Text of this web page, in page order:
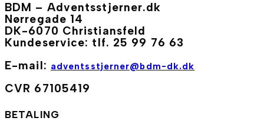
BDM – Adventsstjerner.dk
Nørregade 14
DK-6070 Christiansfeld
Kundeservice: tlf. 25 99 76 63
E-mail: adventsstjerner@bdm-dk.dk
CVR 67105419
BETALING